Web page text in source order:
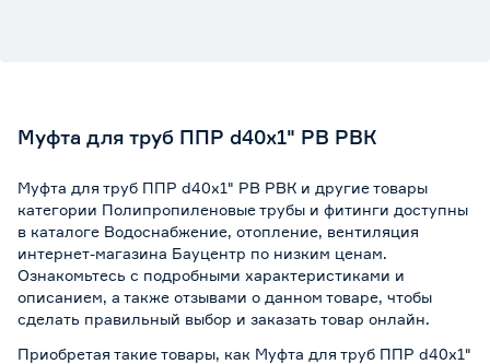
Муфта для труб ППР d40х1" РВ РВК
Муфта для труб ППР d40х1" РВ РВК и другие товары
категории Полипропиленовые трубы и фитинги доступны
в каталоге Водоснабжение, отопление, вентиляция
интернет-магазина Бауцентр по низким ценам.
Ознакомьтесь с подробными характеристиками и
описанием, а также отзывами о данном товаре, чтобы
сделать правильный выбор и заказать товар онлайн.
Приобретая такие товары, как Муфта для труб ППР d40х1"